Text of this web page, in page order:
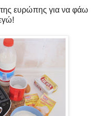
ευρώπης για να φάω